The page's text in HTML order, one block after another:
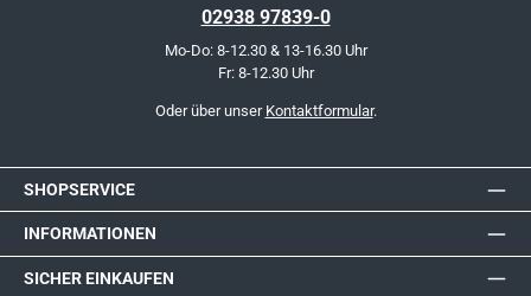
02938 97839-0
Mo-Do: 8-12.30 & 13-16.30 Uhr
Fr: 8-12.30 Uhr
Oder über unser Kontaktformular.
SHOPSERVICE
INFORMATIONEN
SICHER EINKAUFEN